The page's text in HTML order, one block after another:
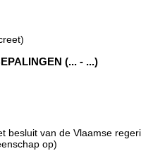
(... - ...)
besluit van de Vlaamse
op)